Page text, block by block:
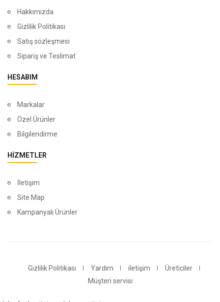
Hakkımızda
Gizlilik Politikası
Satış sözleşmesi
Sipariş ve Teslimat
HESABIM
Markalar
Özel Ürünler
Bilgilendirme
HIZMETLER
İletişim
Site Map
Kampanyalı Ürünler
Gizlilik Politikası Yardım iletişim
Üreticiler
Müşteri servisi